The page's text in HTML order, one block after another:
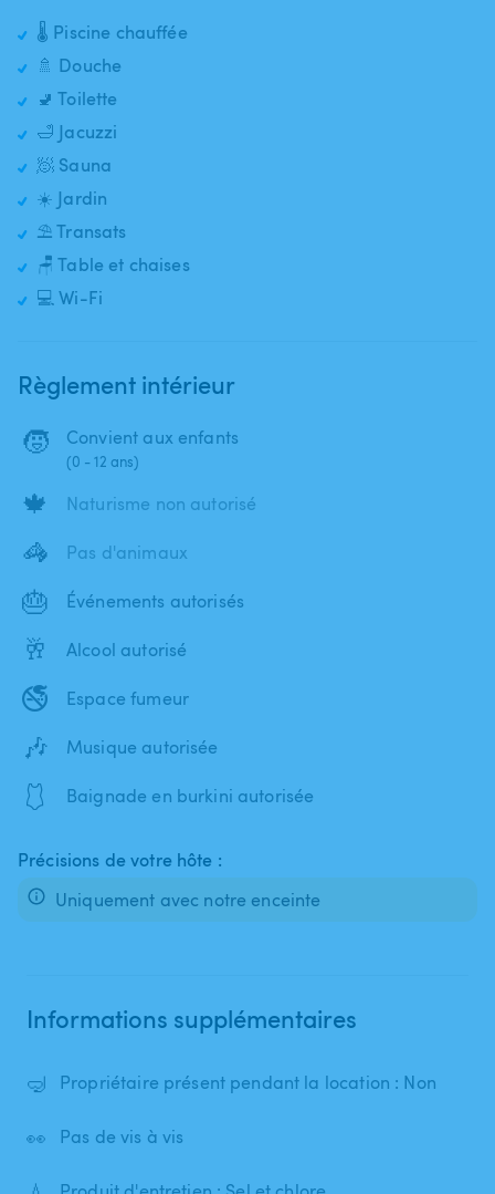
🌡️ Piscine chauffée
🚿 Douche
🚽 Toilette
🛁 Jacuzzi
🧖 Sauna
☀️ Jardin
⛱️ Transats
🪑 Table et chaises
💻 Wi-Fi
Règlement intérieur
🧒 Convient aux enfants
(0 - 12 ans)
🍁 Naturisme non autorisé
🦓 Pas d'animaux
🎂 Événements autorisés
🥂 Alcool autorisé
🚭 Espace fumeur
🎶 Musique autorisée
🩱 Baignade en burkini autorisée
Précisions de votre hôte :
Uniquement avec notre enceinte
Informations supplémentaires
🤿 Propriétaire présent pendant la location : Non
👀 Pas de vis à vis